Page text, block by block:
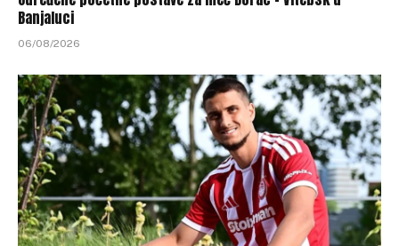
Banjaluci
06/08/2026